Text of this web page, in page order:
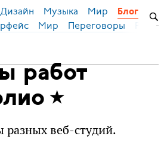
Дизайн Музыка Мир Блог
Мир Переговоры
работ
разных веб-студий.